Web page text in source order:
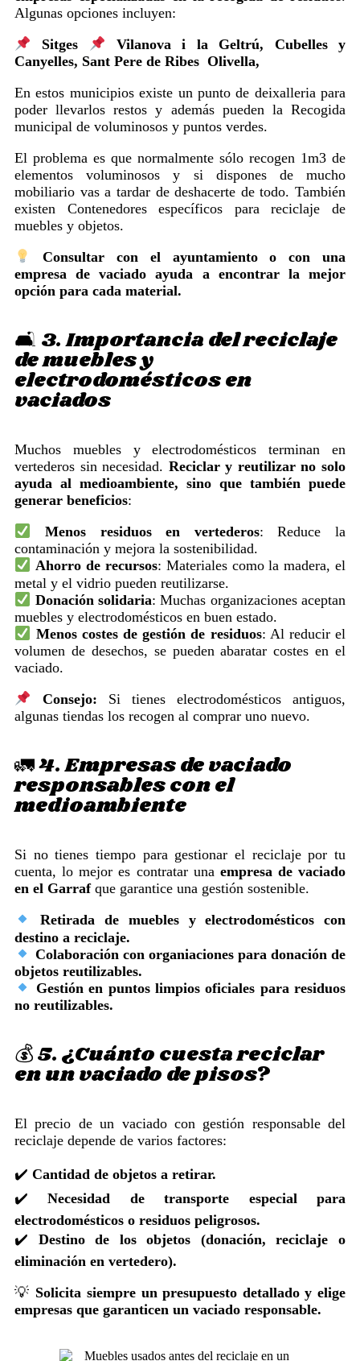
Algunas opciones incluyen:
Sitges
Vilanova i la Geltrú, Cubelles y
Canyelles, Sant Pere de Ribes Olivella,
En estos municipios existe un punto de deixalleria para
poder llevarlos restos y además pueden la Recogida
municipal de voluminosos y puntos verdes.
El problema es que normalmente sólo recogen 1m3 de
elementos voluminosos y si dispones de mucho
mobiliario vas a tardar de deshacerte de todo. También
existen Contenedores específicos para reciclaje de
muebles y objetos.
Consultar con el ayuntamiento o con una
empresa de vaciado ayuda a encontrar la mejor
opción para cada material.
🛋️ 3. Importancia del reciclaje
de muebles y
electrodomésticos en
vaciados
Muchos muebles y electrodomésticos terminan en
vertederos sin necesidad. Reciclar y reutilizar no solo
ayuda al medioambiente, sino que también puede
generar beneficios:
Menos residuos en vertederos: Reduce la
contaminación y mejora la sostenibilidad.
Ahorro de recursos: Materiales como la madera, el
metal y el vidrio pueden reutilizarse.
Donación solidaria: Muchas organizaciones aceptan
muebles y electrodomésticos en buen estado.
Menos costes de gestión de residuos: Al reducir el
volumen de desechos, se pueden abaratar costes en el
vaciado.
Consejo: Si tienes electrodomésticos antiguos,
algunas tiendas los recogen al comprar uno nuevo.
🚛 4. Empresas de vaciado
responsables con el
medioambiente
Si no tienes tiempo para gestionar el reciclaje por tu
cuenta, lo mejor es contratar una empresa de vaciado
en el Garrafque garantice una gestión sostenible.
Retirada de muebles y electrodomésticos con
destino a reciclaje.
Colaboración con organiaciones para donación de
objetos reutilizables.
Gestión en puntos limpios oficiales para residuos
no reutilizables.
💰 5. ¿Cuánto cuesta reciclar
en un vaciado de pisos?
El precio de un vaciado con gestión responsable del
reciclaje depende de varios factores:
✔️ Cantidad de objetos a retirar.
✔️Necesidad de transporte especial para
electrodomésticos o residuos peligrosos.
✔️ Destino de los objetos (donación, reciclaje o
eliminación en vertedero).
💡 Solicita siempre un presupuesto detallado y elige
empresas que garanticen un vaciado responsable.